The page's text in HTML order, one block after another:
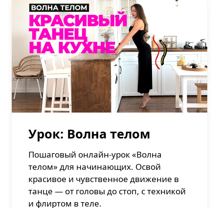
Урок: Волна телом
Пошаговый онлайн-урок «Волна
телом» для начинающих. Освой
красивое и чувственное движение в
танце — от головы до стоп, с техникой
и флиртом в теле.